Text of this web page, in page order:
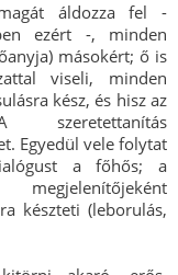
áldozza fel -
ezért -, minden
másokért; ő is
viseli, minden
kész, és hisz az
szeretettanítás
Egyedül vele folytat
a főhős; a
készteti (leborulás,